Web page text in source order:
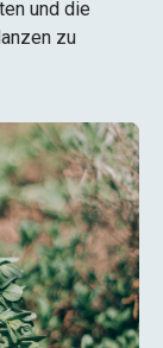
und die
zu